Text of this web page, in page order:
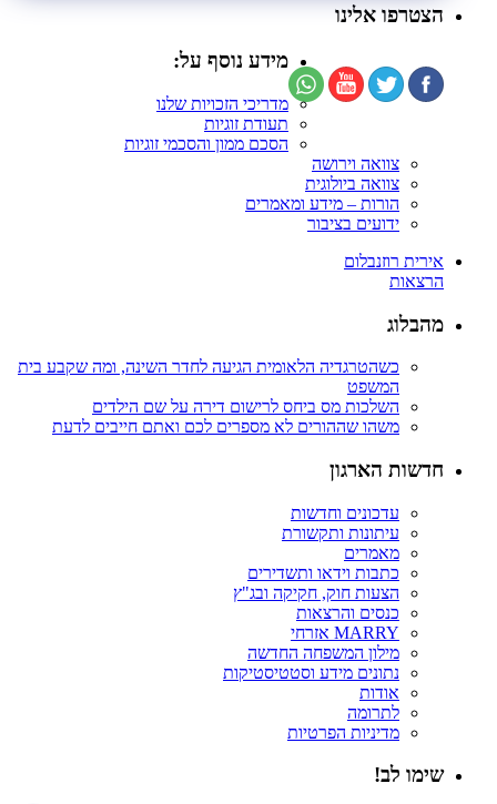
הצטרפו אלינו
מידע נוסף על:
מדריכי הזכויות שלנו
תעודת זוגיות
הסכם ממון והסכמי זוגיות
צוואה וירושה
צוואה ביולוגית
הורות – מידע ומאמרים
ידועים בציבור
אירית רוזנבלום
הרצאות
מהבלוג
כשהטרגדיה הלאומית הגיעה לחדר השינה, ומה שקבע בית
המשפט
השלכות מס ביחס לרישום דירה על שם הילדים
משהו שההורים לא מספרים לכם ואתם חייבים לדעת
חדשות הארגון
עדכונים וחדשות
עיתונות ותקשורת
מאמרים
כתבות וידאו ותשדירים
הצעות חוק, חקיקה ובג"ץ
כנסים והרצאות
MARRY אזרחי
מילון המשפחה החדשה
נתונים מידע וסטטיסטיקות
אודות
לתרומה
מדיניות הפרטיות
שימו לב!